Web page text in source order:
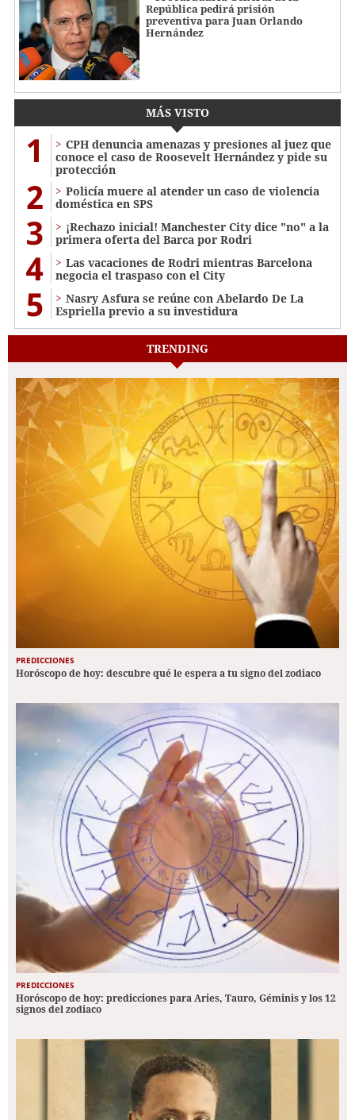
República pedirá prisión
preventiva para Juan Orlando
Hernández
MÁS VISTO
1
CPH denuncia amenazas y presiones al juez que
conoce el caso de Roosevelt Hernández y pide su
protección
2
Policía muere al atender un caso de violencia
doméstica en SPS
3
¡Rechazo inicial! Manchester City dice "no" a la
primera oferta del Barca por Rodri
4
Las vacaciones de Rodri mientras Barcelona
negocia el traspaso con el City
5
Nasry Asfura se reúne con Abelardo De La
Espriella previo a su investidura
TRENDING
PREDICCIONES
Horóscopo de hoy: descubre qué le espera a tu signo del zodiaco
PREDICCIONES
Horóscopo de hoy: predicciones para Aries, Tauro, Géminis y los 12
signos del zodiaco